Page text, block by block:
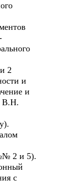
2
и
и
В.Н.
2 и 5).
с